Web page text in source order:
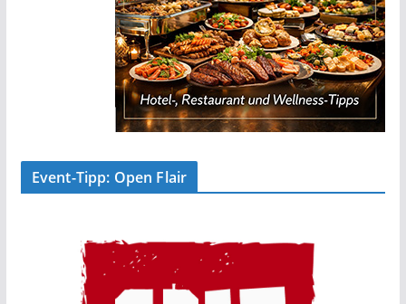
Event-Tipp: Open Flair